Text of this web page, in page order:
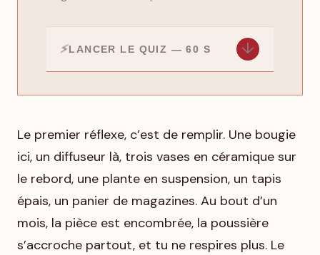
LANCER LE QUIZ — 60 S ↓
Le premier réflexe, c’est de remplir. Une bougie
ici, un diffuseur là, trois vases en céramique sur
le rebord, une plante en suspension, un tapis
épais, un panier de magazines. Au bout d’un
mois, la pièce est encombrée, la poussière
s’accroche partout, et tu ne respires plus. Le